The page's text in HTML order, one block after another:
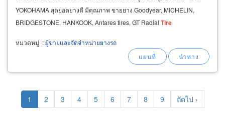
YOKOHAMA สุดยอดยางดี มีคุณภาพ ขายยาง Goodyear, MICHELIN,
BRIDGESTONE, HANKOOK, Antares tires, GT Radial Tire
หมวดหมู่ :ผู้ขายและจัดจำหน่ายยางรถ
Pagination
Current
page
1 Page
2 Page
3 Page
4 Page
5 Page
6 Page
7 Page
8 Page
9
Next
page
ถัดไป ›